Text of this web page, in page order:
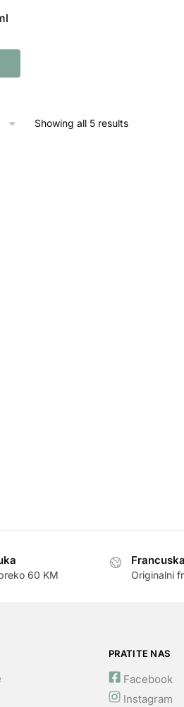
Showing all 5 results
60 KM Originalni
PRATITE NAS
Facebook
Instagram